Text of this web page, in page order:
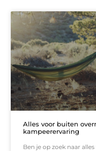
Alles voor buiten
kampeerervaring
Ben je op zoek naar